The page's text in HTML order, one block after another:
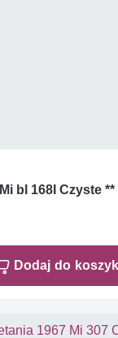
bl 168I Czyste **
Dodaj do